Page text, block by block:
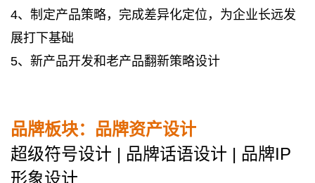
4、制定产品策略，完成差异化定位，为企业长远发
展打下基础
5、新产品开发和老产品翻新策略设计
品牌板块：品牌资产设计
超级符号设计 | 品牌话语设计 | 品牌IP
形象设计